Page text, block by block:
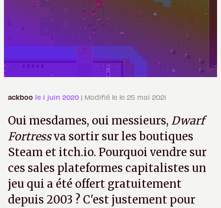
ackboo le 1 juin 2020 | Modifié le le 25 mai 2021
Oui mesdames, oui messieurs, Dwarf
Fortressva sortir sur les boutiques
Steam et itch.io. Pourquoi vendre sur
ces sales plateformes capitalistes un
jeu qui a été offert gratuitement
depuis 2003 ? C'est justement pour